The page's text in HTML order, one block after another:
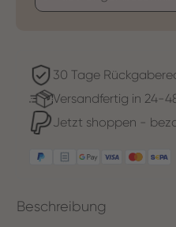
30 Tage
Versandfertig in 24-
Jetzt shoppen -
Beschreibung